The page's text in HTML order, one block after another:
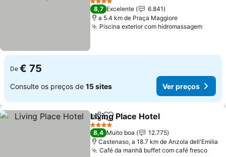
4 Estrelas
8,7 Excelente
6.841
a 5.4 km de Praça Maggiore
Piscina exterior com hidromassagem
De € 75
Consulte os preços de 15 sites Ver preços
PartilharAdicionar aos favoritos
Living Place Hotel
4 Estrelas
8,4 Muito boa
12.775
Castenaso, a 18.7 km de Anzola dell'Emilia
Café da manhã buffet com café fresco